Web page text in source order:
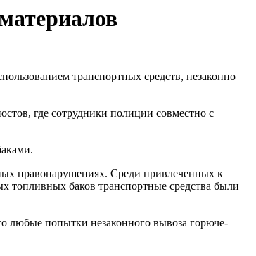
транспортных средств, незаконно
где сотрудники полиции совместно с
правонарушениях. Среди привлеченных к
топливных баков транспортные средства были
любые попытки незаконного вывоза горюче-